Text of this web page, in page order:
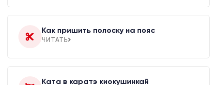
Как пришить полоску на пояс
ЧИТАТЬ
Ката в каратэ киокушинкай